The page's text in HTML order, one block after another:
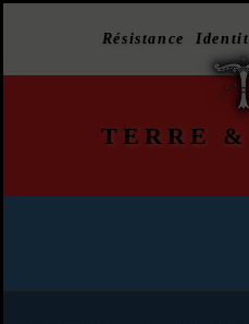
Résistance
TERRE &